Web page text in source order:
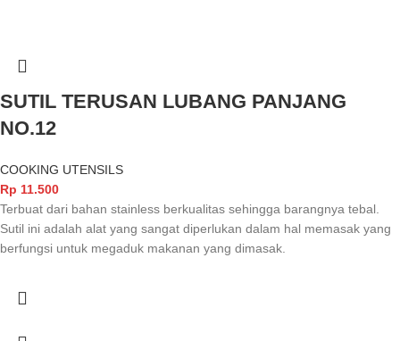
SUTIL TERUSAN LUBANG PANJANG
NO.12
COOKING UTENSILS
Rp 11.500
Terbuat dari bahan stainless berkualitas sehingga barangnya tebal.
Sutil ini adalah alat yang sangat diperlukan dalam hal memasak yang
berfungsi untuk megaduk makanan yang dimasak.